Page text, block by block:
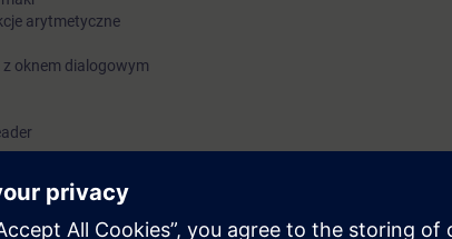
arytmetyczne
oknem dialogowym